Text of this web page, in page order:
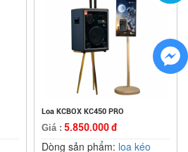
Loa KCBOX KC450 PRO
Giá : 5.850.000 đ
Dòng sản phẩm: loa kéo